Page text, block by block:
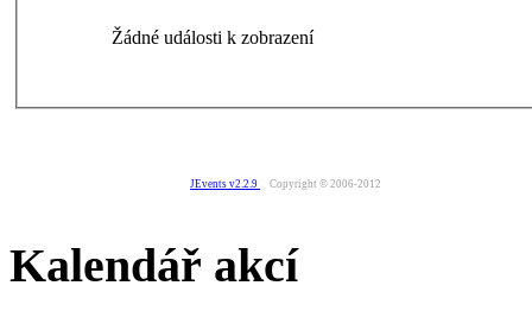
Žádné události k zobrazení
JEvents v2.2.9 Copyright © 2006-2012
Kalendář akcí